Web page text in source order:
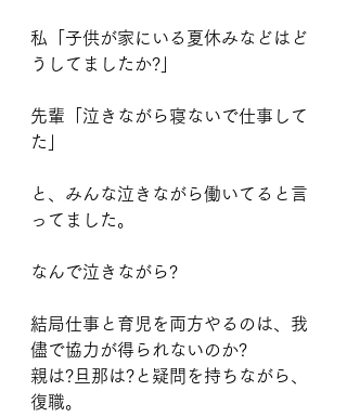
私「子供が家にいる夏休みなどはど
うしてましたか?」
先輩「泣きながら寝ないで仕事して
た」
と、みんな泣きながら働いてると言
ってました。
なんで泣きながら?
結局仕事と育児を両方やるのは、我
儘で協力が得られないのか?
親は?旦那は?と疑問を持ちながら、
復職。